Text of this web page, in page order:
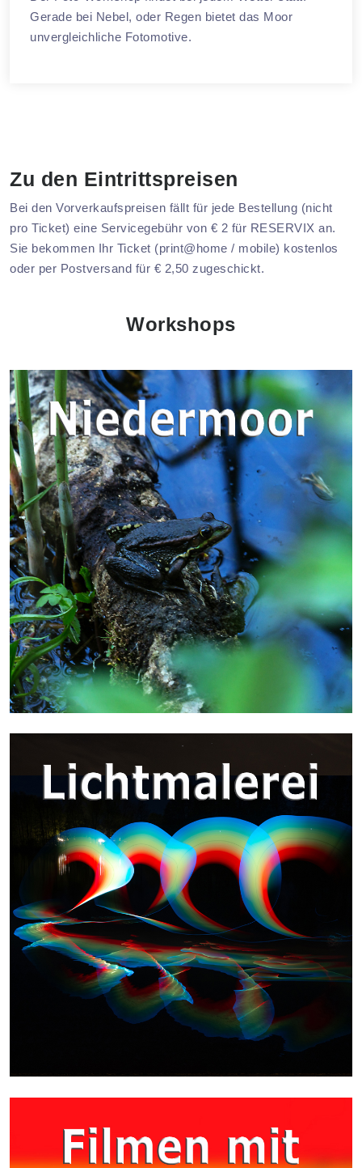
Gerade bei Nebel, oder Regen bietet das Moor
unvergleichliche Fotomotive.
Zu den Eintrittspreisen
Bei den Vorverkaufspreisen fällt für jede Bestellung (nicht
pro Ticket) eine Servicegebühr von € 2 für RESERVIX an.
Sie bekommen Ihr Ticket (print@home / mobile) kostenlos
oder per Postversand für € 2,50 zugeschickt.
Workshops